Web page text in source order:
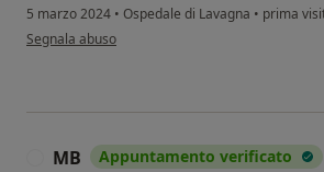
5 marzo 2024 • Ospedale di Lavagna • prima
secondo l'opinione dell'utente LDG
Segnala abuso
MB Appuntamento verificato